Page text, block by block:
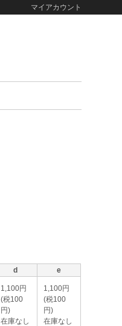
マイアカウント
d e
1,100円
(税100
円)
在庫なし
1,100円
(税100
円)
在庫なし